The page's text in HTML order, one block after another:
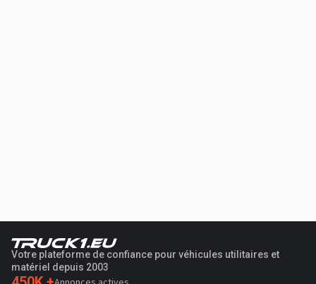
Votre plateforme de confiance pour véhicules utilitaires et
matériel depuis 2003